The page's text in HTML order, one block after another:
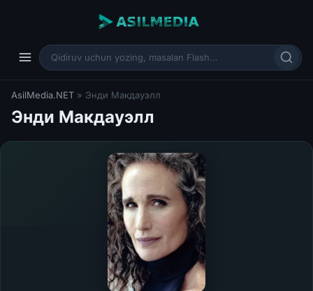
AsilMedia.NET » Энди Макдауэлл
Энди Макдауэлл